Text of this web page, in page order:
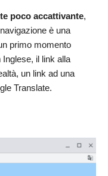
poco accattivante,
è una
primo momento
il link alla
un link ad una
Translate.